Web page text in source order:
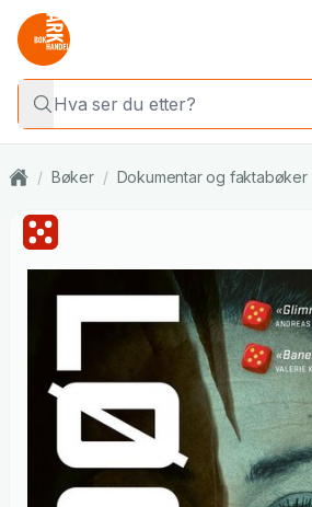
/ Bøker / Dokumentar og faktabøker